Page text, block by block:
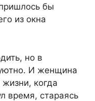
бы
из окна
но в
И женщина
когда
время, стараясь